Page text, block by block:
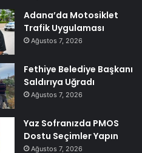
Adana’da Motosiklet
Trafik Uygulaması
Ağustos 7, 2026
Fethiye Belediye Başkanı
Saldırıya Uğradı
Ağustos 7, 2026
Yaz Sofranızda PMOS
Dostu Seçimler Yapın
Ağustos 7, 2026